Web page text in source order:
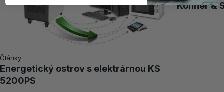
Články
Energetický ostrov s elektrárnou KS
5200PS
Könner &